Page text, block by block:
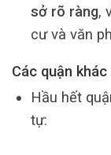
sở rõ ràng,
cư và văn
Các quận khác
Hầu hết
tự: